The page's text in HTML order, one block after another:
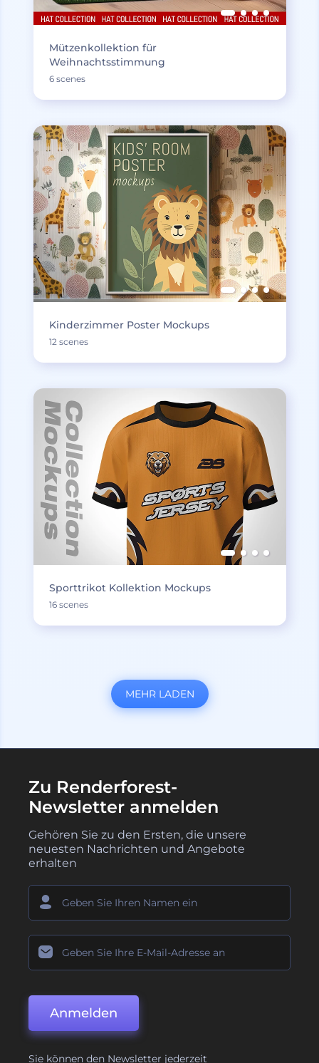
Mützenkollektion für
Weihnachtsstimmung
6 scenes
Kinderzimmer Poster Mockups
12 scenes
Sporttrikot Kollektion Mockups
16 scenes
MEHR LADEN
Zu Renderforest-
Newsletter anmelden
Gehören Sie zu den Ersten, die unsere
neuesten Nachrichten und Angebote
erhalten
Anmelden
Sie können den Newsletter jederzeit